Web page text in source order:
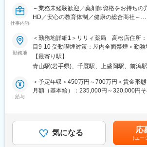
地元に根づいた薬局を運営しているため、
利用をいただいている環境です。患者様対
通じ、「ありがとう」の言葉をもらえるこ
■ライフステージの変化があっても安心し
・当社の社員が転職活動をしなくていい環
から、様々な福利厚生や待遇をご用意して
りました。
仕事内容
～業務未経験歓迎／薬剤師資格をお持ちの
HD／安心の教育体制／健康の総合商社～
■仕事内容：
処方監査、調剤、服薬支援、薬歴管理、在
■診療科目：
一般内科／消化器内科／循環器内科／呼吸
神経外科／整形外科／精神科・心療内科／
膚科／泌尿器科／小児科
■勤務先店舗情報：
リリィ薬局：盛岡北店岩手県盛岡市上堂2-
勤務地
＜勤務地詳細1＞リリィ薬局 高松店住所
目9-10 受動喫煙対策：屋内全面禁煙＜勤
局 盛岡北店住所：岩手県盛岡市上堂2丁目
銀河鉄道線／青山駅受動喫煙対策：屋内全
－２ 勤務地最寄駅：東北本線／千厩駅受
煙変更の範囲：会社の定める事業所
【最寄り駅】
青山駅(岩手県)、千厩駅、上盛岡駅、前潟
給与
＜予定年収＞450万円～700万円＜賃金形
月額（基本給）：235,000円～320,000円そ
当：5,000円賃金はあくまでも目安の金額
下する可能性があります。月給(月額)は固
す。
気になる 応
（エー